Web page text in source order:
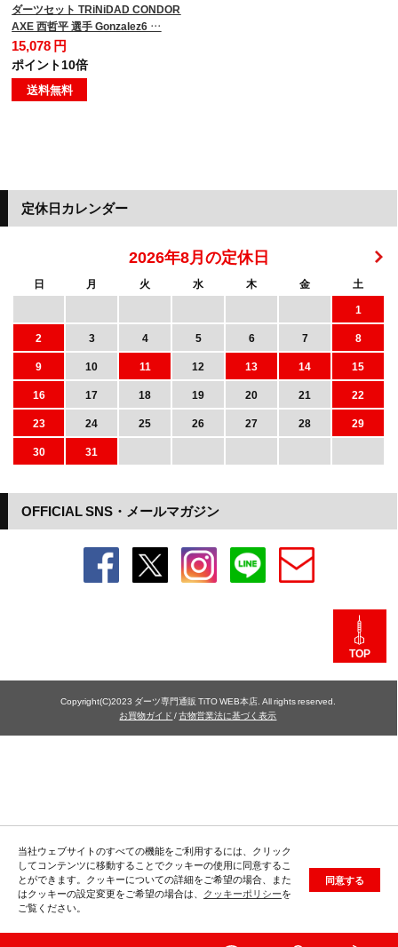
ダーツセット TRiNiDAD CONDOR
AXE 西哲平 選手 Gonzalez6 …
15,078 円
ポイント10倍
送料無料
当社ウェブサイトのすべての機能をご利用するには、クリック
してコンテンツに移動することでクッキーの使用に同意するこ
とができます。クッキーについての詳細をご希望の場合、また
はクッキーの設定変更をご希望の場合は、 クッキーポリシーを
ご覧ください。
同意する
OFFICIAL SNS・メールマガジン
定休日カレンダー
2026年8月の定休日
日 月 火 水 木 金
土
1
2
3 4 5 6 7
8
9
10 11 12 13 14
15
16
17 18 19 20 21
22
23
24 25 26 27 28
29
30
31
TOP
Copyright(C)2023 ダーツ専門通販 TiTO WEB本店. All rights reserved.
お買物ガイド /古物営業法に基づく表示